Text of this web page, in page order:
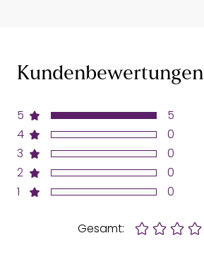
Kundenbewertungen
5
4
3
2
1
5
0
0
0
0
Gesamt: